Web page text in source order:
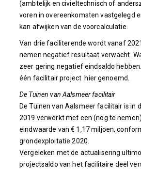
(ambtelijk en civieltechnisch of
voren in overeenkomsten vastgelegd
kan afwijken van de voorcalculatie.
Van drie faciliterende wordt vanaf
nemen negatief resultaat verwacht.
zeer gering negatief eindsaldo
één facilitair project hier genoemd.
De Tuinen van Aalsmeer facilitair
De Tuinen van Aalsmeer facilitair is in
2019 verwerkt met een (nog te
eindwaarde van € 1,17 miljoen,
grondexploitatie 2020.
Vergeleken met de actualisering
projectsaldo van het facilitaire deel